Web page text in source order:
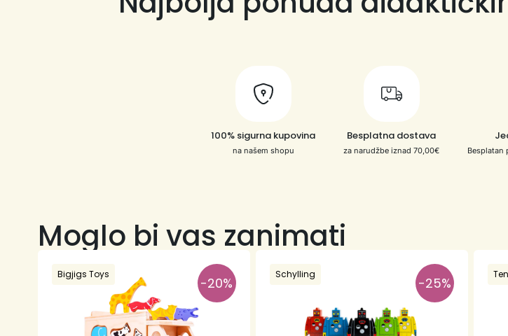
100% sigurna kupovina
na našem shopu
Besplatna dostava
za narudžbe iznad 70,00€ Besplatan
Moglo bi vas zanimati
Bigjigs Toys
-20%
Schylling
-25%